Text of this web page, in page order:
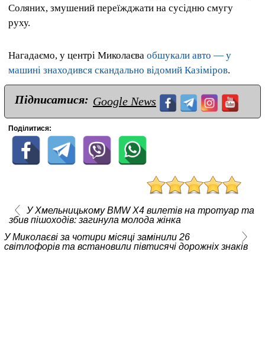
Соляних, змушений переїжджати на сусідню смугу
руху.
Нагадаємо, у центрі Миколаєва обшукали авто — у
машині знаходився скандально відомий Казіміров.
Підписатися: Google News
Поділитися:
У Хмельницькому BMW X4 вилетів на тротуар та
збив пішоходів: загинула молода жінка
У Миколаєві за чотири місяці замінили 26
світлофорів та встановили півтисячі дорожніх знаків